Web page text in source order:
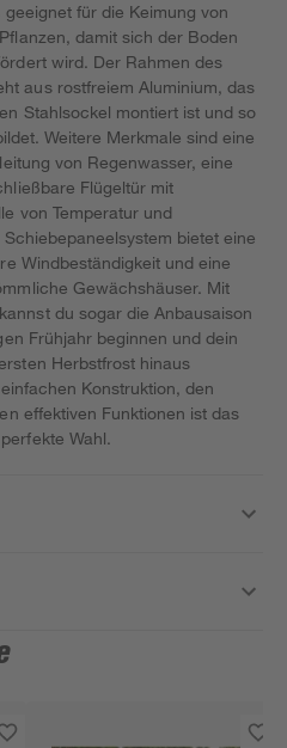
für die Keimung von
damit sich der Boden
wird. Der Rahmen des
aus rostfreiem Aluminium, das
Stahlsockel montiert ist und so
Weitere Merkmale sind eine
von Regenwasser, eine
Flügeltür mit
von Temperatur und
bietet eine
Windbeständigkeit und eine
Gewächshäuser. Mit
du sogar die Anbausaison
Frühjahr beginnen und dein
Herbstfrost hinaus
Konstruktion, den
effektiven Funktionen ist das
Wahl.